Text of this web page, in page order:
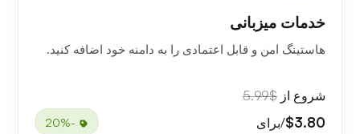
خدمات میزبانی
هاستینگ امن و قابل اعتمادی را به دامنه خود اضافه کنید.
شروع از $5.99
$3.80/برای -20%